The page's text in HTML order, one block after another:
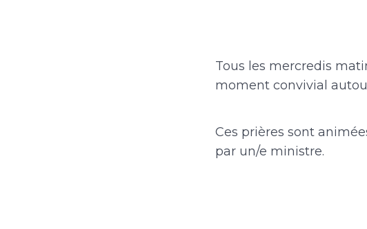
Tous les mercredis
moment convivial
Ces prières sont
par un/e ministre.